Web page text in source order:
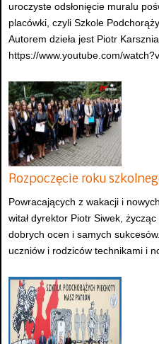
uroczyste odsłonięcie muralu
placówki, czyli Szkole
Autorem dzieła jest Piotr
https://www.youtube.com/
Rozpoczęcie roku
Powracających z wakacji i
witał dyrektor Piotr Siwek, życząc
dobrych ocen i samych
uczniów i rodziców technikami i